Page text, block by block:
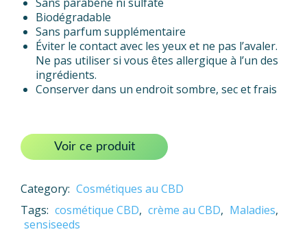
Biodégradable
Sans parfum supplémentaire
Éviter le contact avec les yeux et ne pas l’avaler.
Ne pas utiliser si vous êtes allergique à l’un des
ingrédients.
Conserver dans un endroit sombre, sec et frais
Voir ce produit
Category: Cosmétiques au CBD
Tags: cosmétique CBD, crème au CBD, Maladies,
sensiseeds